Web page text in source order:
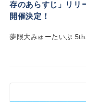
存のあらすじ」リリ
開催決定！
夢限大みゅーたいぷ